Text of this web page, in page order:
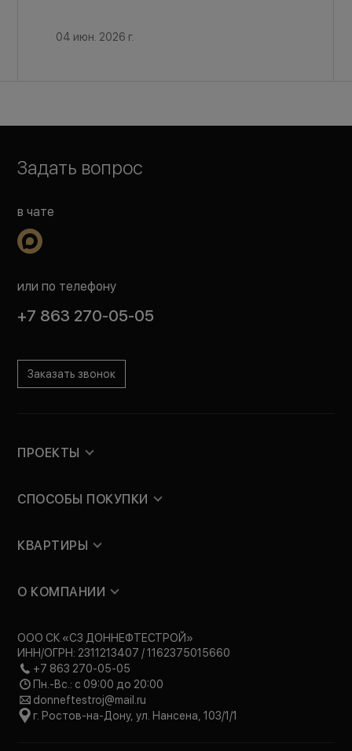
04 июн. 2026 г.
Задать вопрос
в чате
или по телефону
+7 863 270-05-05
Заказать звонок
ПРОЕКТЫ
СПОСОБЫ ПОКУПКИ
КВАРТИРЫ
О КОМПАНИИ
ООО СК «СЗ ДОННЕФТЕСТРОЙ»
ИНН/ОГРН: 2311213407 / 1162375015660
+7 863 270-05-05
Пн.-Вс.: с 09:00 до 20:00
donneftestroj@mail.ru
г. Ростов-на-Дону, ул. Нансена, 103/1/1